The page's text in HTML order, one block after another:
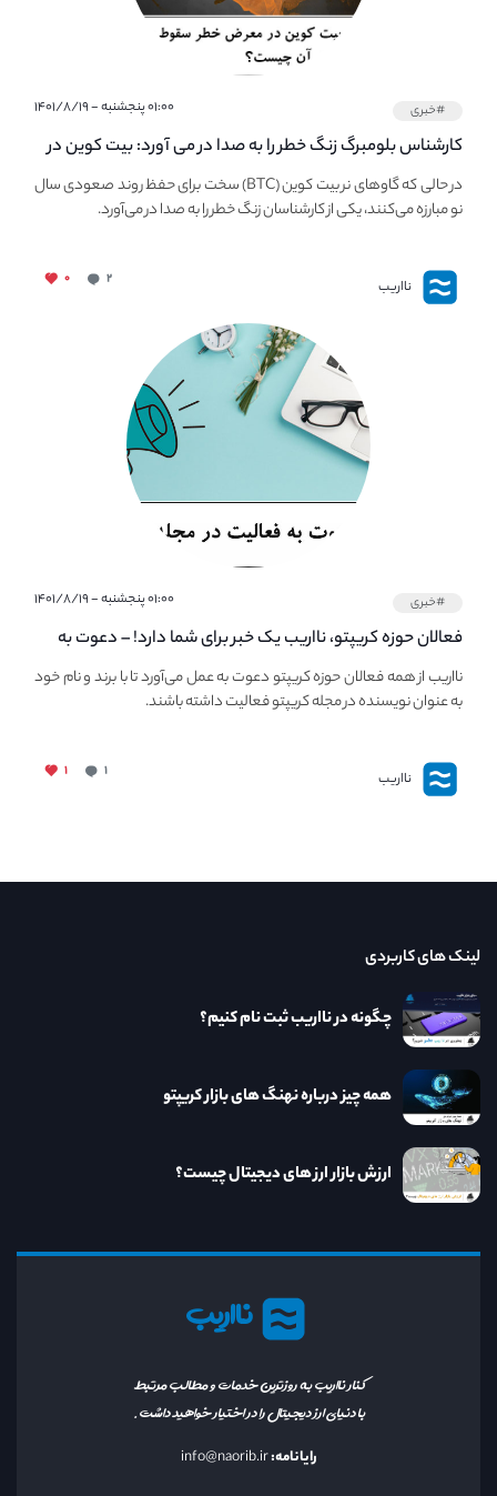
#خبری ۰۱:۰۰ پنجشنبه - ۱۴۰۱/۸/۱۹
کارشناس بلومبرگ زنگ خطر را به صدا در می آورد: بیت کوین در
معرض خطر سقوط بزرگ است - دلیل آن چیست؟در حالی که گاوهای نر بیت کوین (BTC) سخت برای حفظ روند صعودی سال
نو مبارزه می‌کنند، یکی از کارشناسان زنگ خطر را به صدا در می‌آورد.
نااریب ۲ ۰
#خبری ۰۱:۰۰ پنجشنبه - ۱۴۰۱/۸/۱۹
فعالان حوزه کریپتو، نااریب یک خبر برای شما دارد! – دعوت به
فعالیت در مجله کریپتو
نااریب از همه فعالان حوزه کریپتو دعوت به عمل می‌آورد تا با برند و نام خود
به عنوان نویسنده در مجله کریپتو فعالیت داشته باشند.
نااریب ۱ ۱
نااریب
کنار نااریب به روزترین خدمات و مطالب مرتبط
با دنیای ارز دیجیتال را در اختیار خواهید داشت.
رایانامه:info@naorib.ir
لینک های کاربردی
چگونه در نااریب ثبت نام کنیم؟
همه چیز درباره نهنگ های بازار کریپتو
ارزش بازار ارز های دیجیتال چیست؟